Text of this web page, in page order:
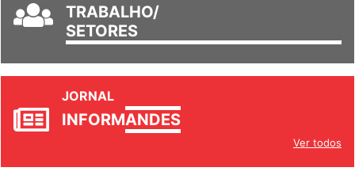
TRABALHO/
SETORES
JORNAL
INFORMANDES
Ver todos